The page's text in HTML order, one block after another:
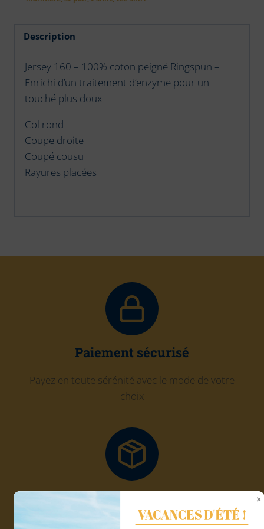
3
Description
Jersey 160 – 100% coton peigné Ringspun –
Enrichi d’un traitement d’enzyme pour un
touché plus doux
Col rond
Coupe droite
Coupé cousu
Rayures placées
Paiement sécurisé
Payez en toute sérénité avec le mode de votre
choix
Click and Collect
Récupérez gratuitement votre commande chez
VACANCES D'ÉTÉ !